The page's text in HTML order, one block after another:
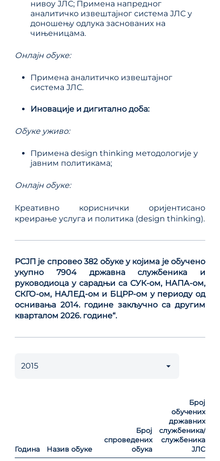
нивоу ЈЛС; Примена напредног
аналитичко извештајног система ЈЛС у
доношењу одлука заснованих на
чињеницама.
Онлајн обуке:
Примена аналитичко извештајног
система ЈЛС.
Иновације и дигитално доба:
Обуке уживо:
Примена dеsign thinking методологије у
јавним политикама;
Онлајн обуке:
Креативно кориснички оријентисано
креирање услуга и политика (design thinking).
РСЈП је спровео 382 обуке у којима је обучено
укупно 7904 државна службеника и
руководиоца у сарадњи са СУК-ом, НАПА-ом,
СКГО-ом, НАЛЕД-ом и БЦРР-ом у периоду од
оснивања 2014. године закључно са другим
кварталом 2026. године“.
Година Назив обуке
Број
спроведених
обука
Број
обучених
државних
службеника/
службеника
ЈЛС